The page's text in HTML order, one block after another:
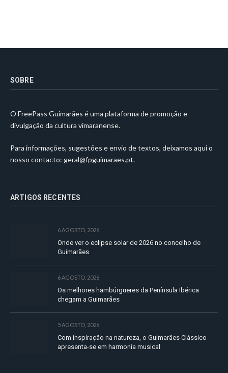
SOBRE
O FreePass Guimarães é uma plataforma de promoção e
divulgação da cultura vimaranense.
Para informações, sugestões e envio de textos, deixamos aqui o
nosso contacto: geral@fpguimaraes.pt.
ARTIGOS RECENTES
6 AGOSTO, 2026
Onde ver o eclipse solar de 2026 no concelho de
Guimarães
6 AGOSTO, 2026
Os melhores hambúrgueres da Península Ibérica
chegam a Guimarães
5 AGOSTO, 2026
Com inspiração na natureza, o Guimarães Clássico
apresenta-se em harmonia musical